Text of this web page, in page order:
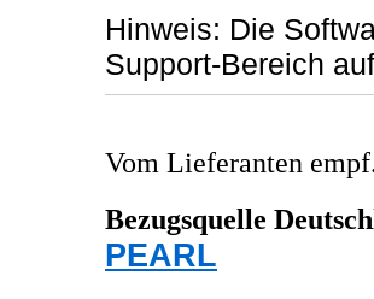
Hinweis: Die
Support-Bereich
Vom Lieferanten
Bezugsquelle
PEARL